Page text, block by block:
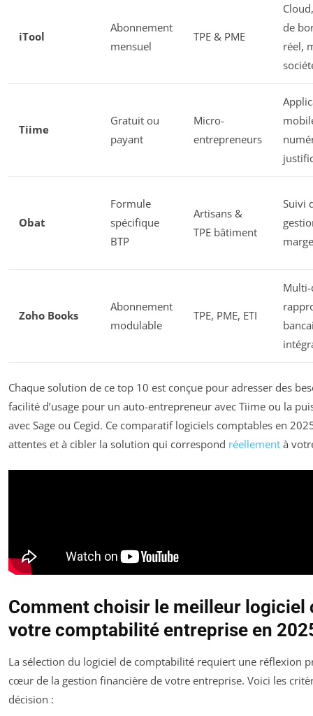
iTool
Abonnement
mensuel
TPE & PME
de
réel,
Tiime
Gratuit ou
payant
Micro-
entrepreneurs
Obat
Formule
spécifique
BTP
Artisans &
TPE bâtiment
Suivi
Zoho Books
Abonnement
modulable
TPE, PME, ETI
Multi-
Chaque solution de ce top 10 est conçue pour adresser des
facilité d’usage pour un auto-entrepreneur avec Tiime ou la
avec Sage ou Cegid. Ce comparatif logiciels comptables en
attentes et à cibler la solution qui correspond réellement à
Comment choisir le meilleur logiciel
votre comptabilité entreprise en
La sélection du logiciel de comptabilité requiert une réflexion
cœur de la gestion financière de votre entreprise. Voici les
décision :